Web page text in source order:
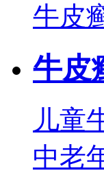
牛皮
牛皮
儿童
中老